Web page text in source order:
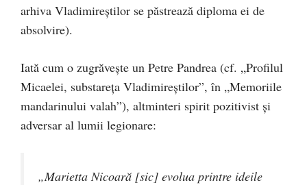
arhiva Vladimireştilor se păstrează diploma ei de
absolvire).
Iată cum o zugrăveşte un Petre Pandrea (cf. „Profilul
Micaelei, substareţa Vladimireştilor”, în „Memoriile
mandarinului valah”), altminteri spirit pozitivist şi
adversar al lumii legionare:
„Marietta Nicoară [sic] evolua printre ideile